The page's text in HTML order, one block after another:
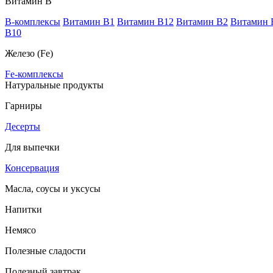
B-комплексы Витамин B1 Витамин B12 Витамин B2 Витамин
В10
Железо (Fe)
Fe-комплексы
Натуральные продукты
Гарниры
Десерты
Для выпечки
Консервация
Масла, соусы и уксусы
Напитки
Немясо
Полезные сладости